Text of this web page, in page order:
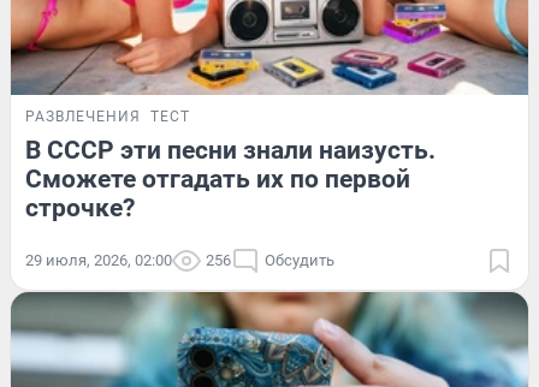
РАЗВЛЕЧЕНИЯ ТЕСТ
В СССР эти песни знали наизусть.
Сможете отгадать их по первой
строчке?
29 июля, 2026, 02:00 256 Обсудить